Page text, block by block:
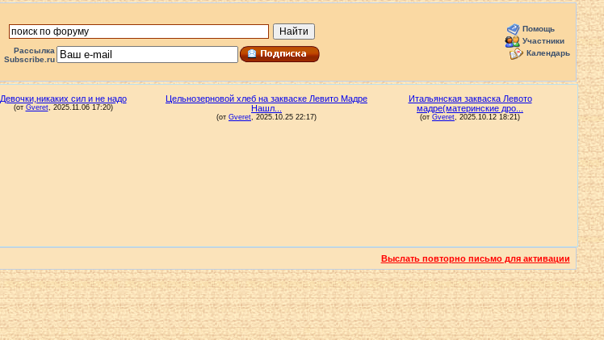
Рассылка
Subscribe.ru
Помощь
Участники
Календарь
Выслать повторно письмо для активации